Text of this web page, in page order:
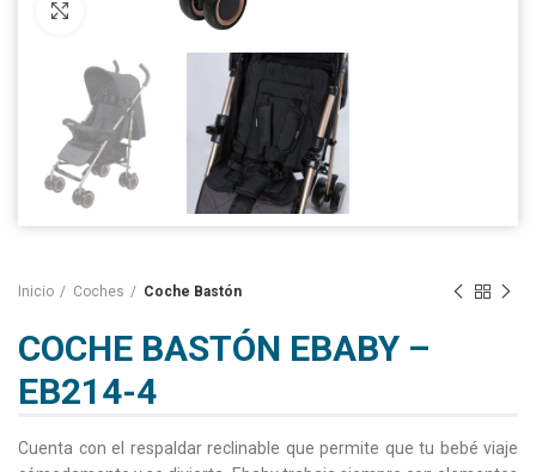
Click to enlarge
Inicio Coches Coche Bastón
COCHE BASTÓN EBABY –
EB214-4
Cuenta con el respaldar reclinable que permite que tu bebé viaje